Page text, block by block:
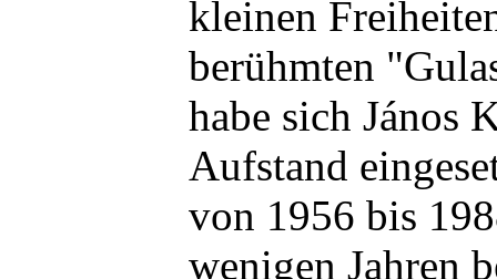
kleinen
berühmten
habe sich János
Aufstand
von 1956 bis
wenigen Jahren